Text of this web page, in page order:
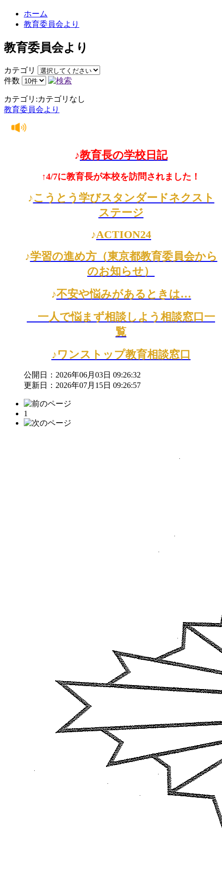
ホーム
教育委員会より
教育委員会より
カテゴリ
件数
カテゴリ:カテゴリなし
教育委員会より
♪教育長の学校日記
↑4/7に教育長が本校を訪問されました！
♪こうとう学びスタンダードネクスト
ステージ
♪ACTION24
♪学習の進め方（東京都教育委員会から
のお知らせ）
♪不安や悩みがあるときは…
一人で悩まず相談しよう 相談窓口一
覧
♪ワンストップ教育相談窓口
公開日：2026年06月03日 09:26:32
更新日：2026年07月15日 09:26:57
1